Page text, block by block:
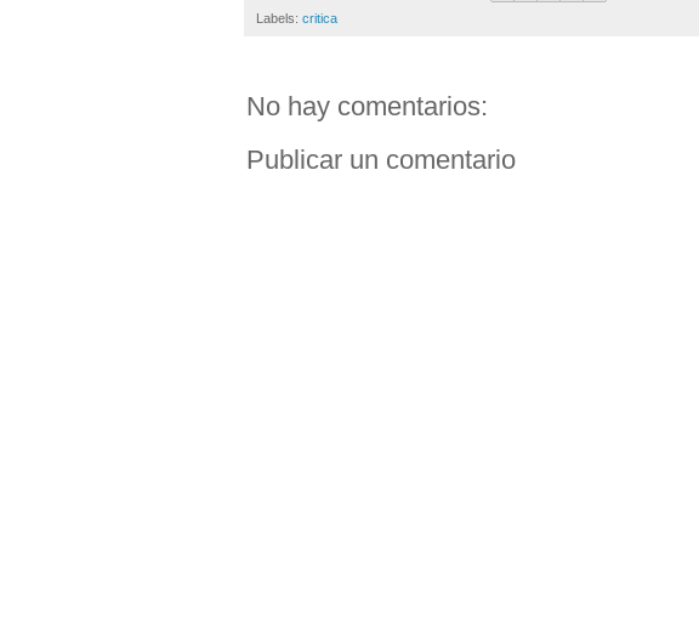
Labels: critica
No hay comentarios:
Publicar un comentario